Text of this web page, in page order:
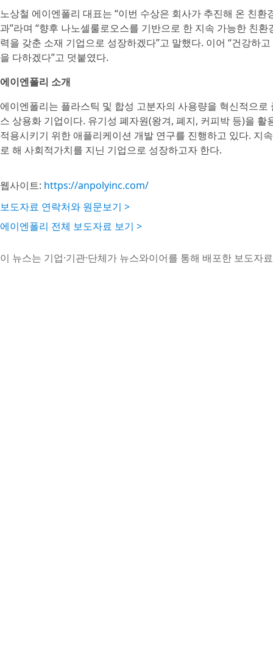
노상철 에이엔폴리 대표는 “이번 수상은 회사가 추진해 온 친
과”라며 “향후 나노셀룰로오스를 기반으로 한 지속 가능한 친
력을 갖춘 소재 기업으로 성장하겠다”고 말했다. 이어 “건강하
을 다하겠다”고 덧붙였다.
에이엔폴리 소개
에이엔폴리는 플라스틱 및 합성 고분자의 사용량을 혁신적으
스 상용화 기업이다. 유기성 폐자원(왕겨, 폐지, 커피박 등)을
적용시키기 위한 애플리케이션 개발 연구를 진행하고 있다. 지
로 해 사회적가치를 지닌 기업으로 성장하고자 한다.
웹사이트: https://anpolyinc.com/
보도자료 연락처와 원문보기 >
에이엔폴리 전체 보도자료 보기 >
이 뉴스는 기업·기관·단체가 뉴스와이어를 통해 배포한 보도자